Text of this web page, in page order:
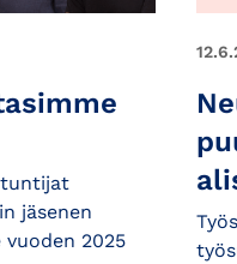
jäsenen
2025